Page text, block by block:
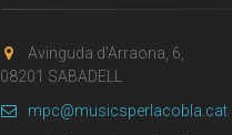
Avinguda d'Arraona, 6,
08201 SABADELL
mpc@musicsperlacobla.cat